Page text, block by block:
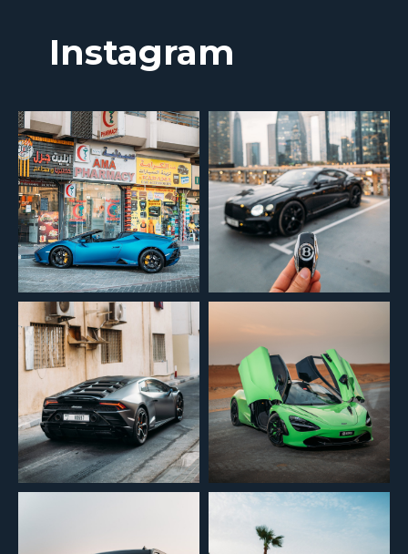
Instagram
+971
Submit